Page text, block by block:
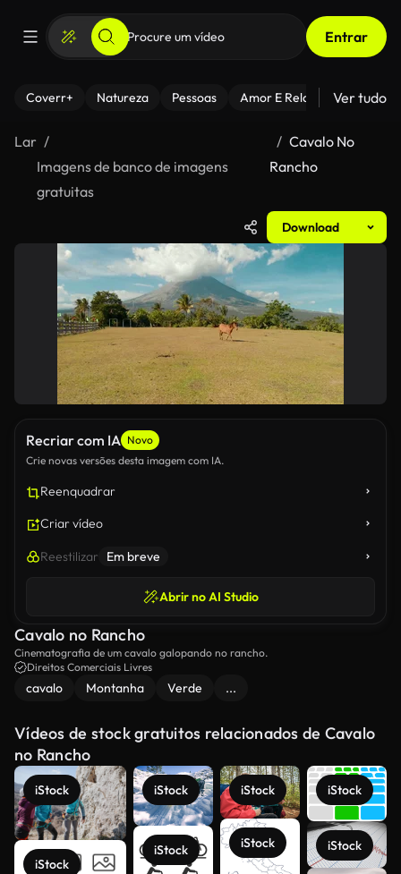
Entrar
Coverr+ Natureza Pessoas Amor E Relacionamentos
Ver tudo
Lar
Imagens de banco de imagens
gratuitas
Cavalo No
Rancho
Download
Recriar com IA Novo
Crie novas versões desta imagem com IA.
Reenquadrar
Criar vídeo
Reestilizar Em breve
Abrir no AI Studio
Cavalo no Rancho
Cinematografia de um cavalo galopando no rancho.
Direitos Comerciais Livres
cavalo Montanha Verde ...
Vídeos de stock gratuitos relacionados de Cavalo
no Rancho
iStock
iStock
iStock
iStock
iStock
iStock
iStock
iStock